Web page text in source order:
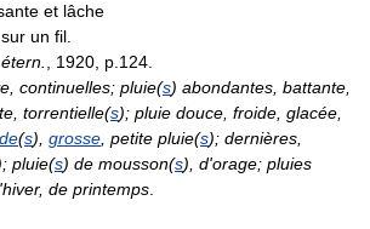
et lâche
un fil.
, 1920, p.124.
continuelles; pluie(s) abondantes, battante,
torrentielle(s); pluie douce, froide, glacée,
(s), grosse, petite pluie(s); dernières,
pluie(s) de mousson(s), d'orage; pluies
de printemps.